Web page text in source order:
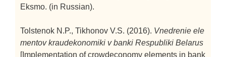
Eksmo. (in Russian).
Tolstenok N.P., Tikhonov V.S. (2016). Vnedrenie ele
mentov kraudekonomiki v banki Respubliki Belarus
[Implementation of crowdeconomy elements in bank